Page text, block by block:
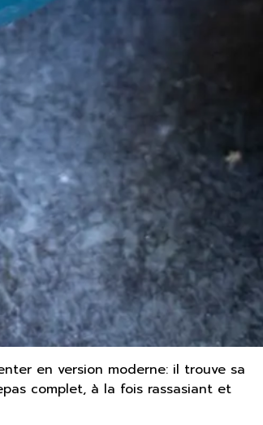
en version moderne: il trouve sa
complet, à la fois rassasiant et